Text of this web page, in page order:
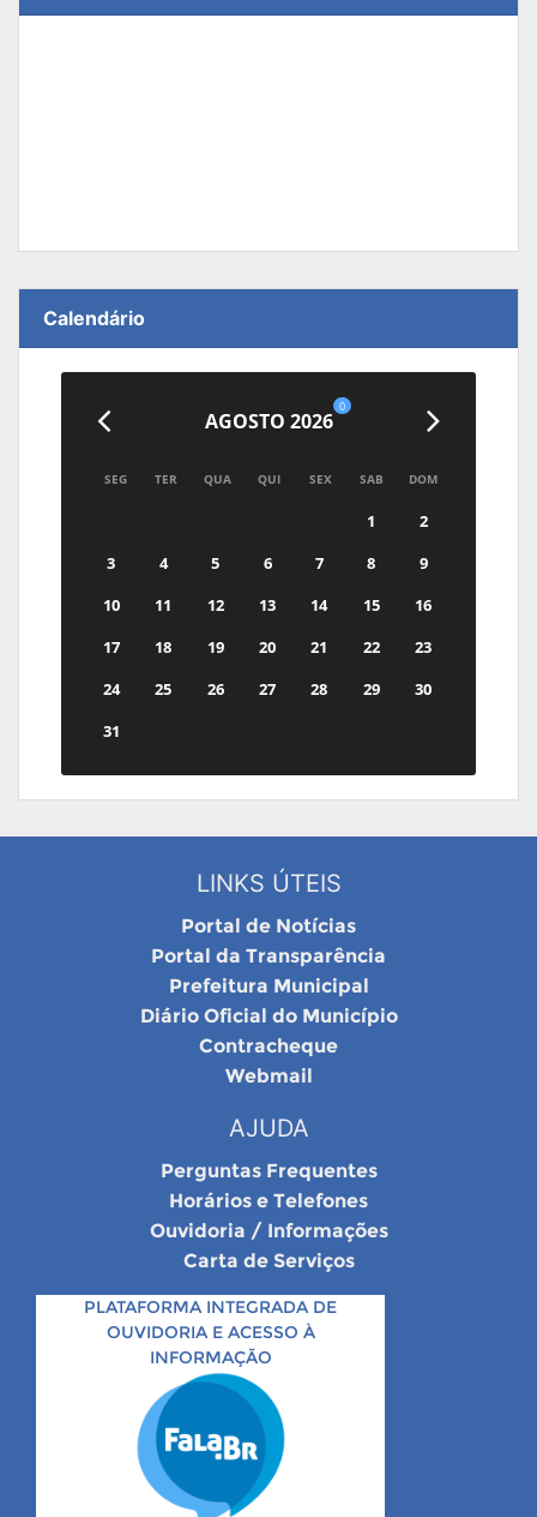
Calendário
AGOSTO 2026
0
SEG TER QUA QUI SEX SAB DOM
1
2
3
4 5 6 7 8
9
10
11 12 13 14 15
16
17
18 19 20 21 22
23
24
25 26 27 28 29
30
31
LINKS ÚTEIS
Portal de Notícias
Portal da Transparência
Prefeitura Municipal
Diário Oficial do Município
Contracheque
Webmail
AJUDA
Perguntas Frequentes
Horários e Telefones
Ouvidoria / Informações
Carta de Serviços
PLATAFORMA INTEGRADA DE
OUVIDORIA E ACESSO À
INFORMAÇÃO